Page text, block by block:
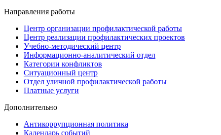
Направления работы
Центр организации профилактической работы
Центр реализации профилактических проектов
Учебно-методический центр
Информационно-аналитический отдел
Категории конфликтов
Ситуационный центр
Отдел уличной профилактической работы
Платные услуги
Дополнительно
Антикоррупционная политика
Календарь событий